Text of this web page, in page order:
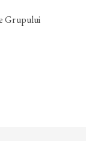
Grupului